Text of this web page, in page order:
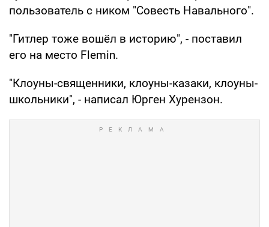
пользователь с ником "Совесть Навального".
"Гитлер тоже вошёл в историю", - поставил
его на место Flemin.
"Клоуны-священники, клоуны-казаки, клоуны-
школьники", - написал Юрген Хурензон.